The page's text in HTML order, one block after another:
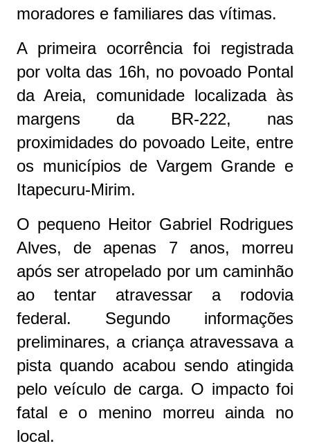
moradores e familiares das vítimas.
A primeira ocorrência foi registrada
por volta das 16h, no povoado Pontal
da Areia, comunidade localizada às
margens da BR-222, nas
proximidades do povoado Leite, entre
os municípios de Vargem Grande e
Itapecuru-Mirim.
O pequeno Heitor Gabriel Rodrigues
Alves, de apenas 7 anos, morreu
após ser atropelado por um caminhão
ao tentar atravessar a rodovia
federal. Segundo informações
preliminares, a criança atravessava a
pista quando acabou sendo atingida
pelo veículo de carga. O impacto foi
fatal e o menino morreu ainda no
local.